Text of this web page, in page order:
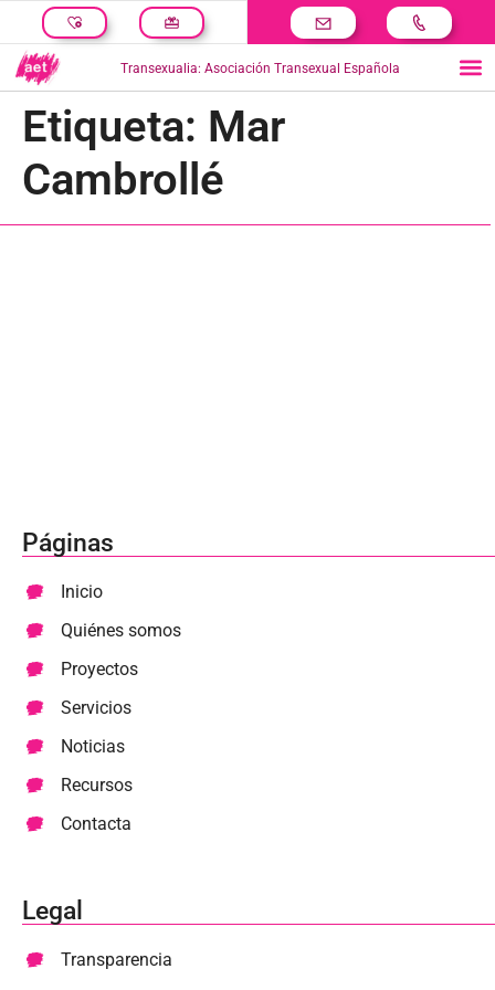
Transexualia: Asociación Transexual Española
Etiqueta: Mar
Cambrollé
Páginas
Inicio
Quiénes somos
Proyectos
Servicios
Noticias
Recursos
Contacta
Legal
Transparencia